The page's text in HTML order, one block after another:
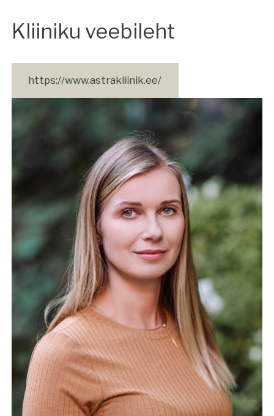
Kliiniku veebileht
https://www.astrakliinik.ee/